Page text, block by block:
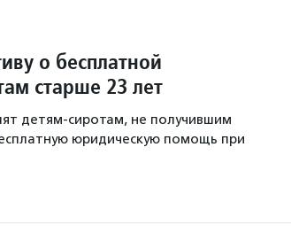
о бесплатной
старше 23 лет
детям-сиротам, не получившим
юридическую помощь при